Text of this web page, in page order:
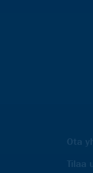
Ota
Tilaa